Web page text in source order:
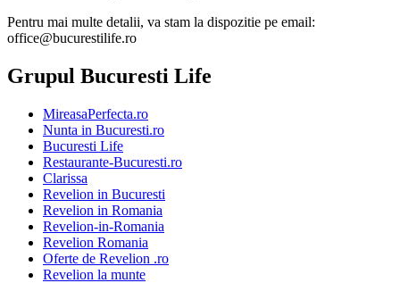
Pentru mai multe detalii, va stam la dispozitie pe email:
office@bucurestilife.ro
Grupul Bucuresti Life
MireasaPerfecta.ro
Nunta in Bucuresti.ro
Bucuresti Life
Restaurante-Bucuresti.ro
Clarissa
Revelion in Bucuresti
Revelion in Romania
Revelion-in-Romania
Revelion Romania
Oferte de Revelion .ro
Revelion la munte